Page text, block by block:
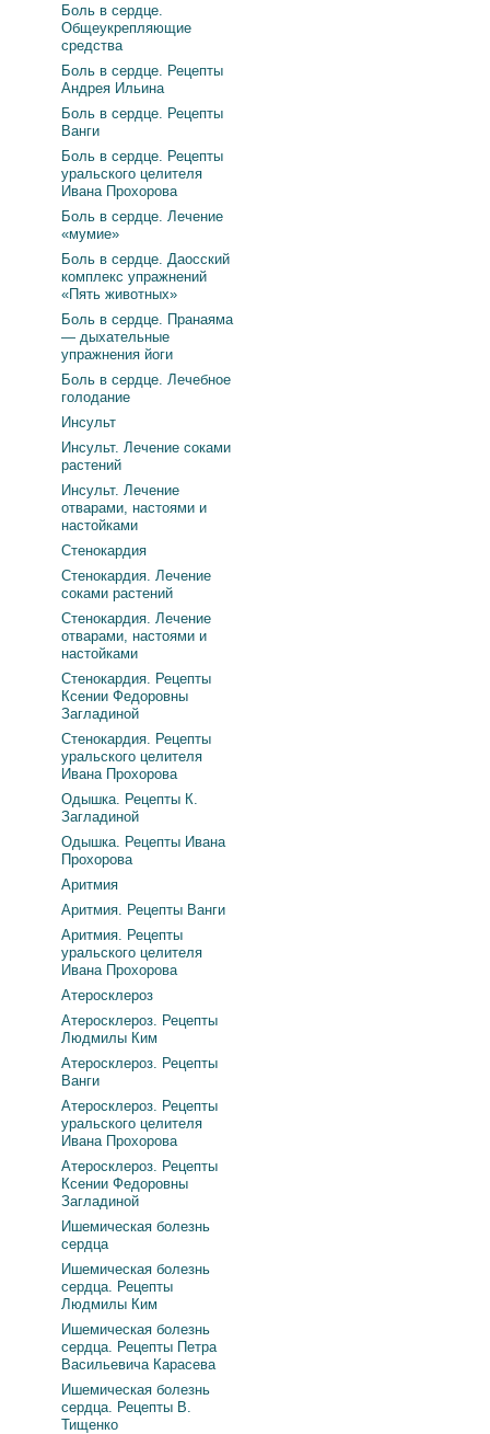
Боль в сердце.
Общеукрепляющие
средства
Боль в сердце. Рецепты
Андрея Ильина
Боль в сердце. Рецепты
Ванги
Боль в сердце. Рецепты
уральского целителя
Ивана Прохорова
Боль в сердце. Лечение
«мумие»
Боль в сердце. Даосский
комплекс упражнений
«Пять животных»
Боль в сердце. Пранаяма
— дыхательные
упражнения йоги
Боль в сердце. Лечебное
голодание
Инсульт
Инсульт. Лечение соками
растений
Инсульт. Лечение
отварами, настоями и
настойками
Стенокардия
Стенокардия. Лечение
соками растений
Стенокардия. Лечение
отварами, настоями и
настойками
Стенокардия. Рецепты
Ксении Федоровны
Загладиной
Стенокардия. Рецепты
уральского целителя
Ивана Прохорова
Одышка. Рецепты К.
Загладиной
Одышка. Рецепты Ивана
Прохорова
Аритмия
Аритмия. Рецепты Ванги
Аритмия. Рецепты
уральского целителя
Ивана Прохорова
Атеросклероз
Атеросклероз. Рецепты
Людмилы Ким
Атеросклероз. Рецепты
Ванги
Атеросклероз. Рецепты
уральского целителя
Ивана Прохорова
Атеросклероз. Рецепты
Ксении Федоровны
Загладиной
Ишемическая болезнь
сердца
Ишемическая болезнь
сердца. Рецепты
Людмилы Ким
Ишемическая болезнь
сердца. Рецепты Петра
Васильевича Карасева
Ишемическая болезнь
сердца. Рецепты В.
Тищенко